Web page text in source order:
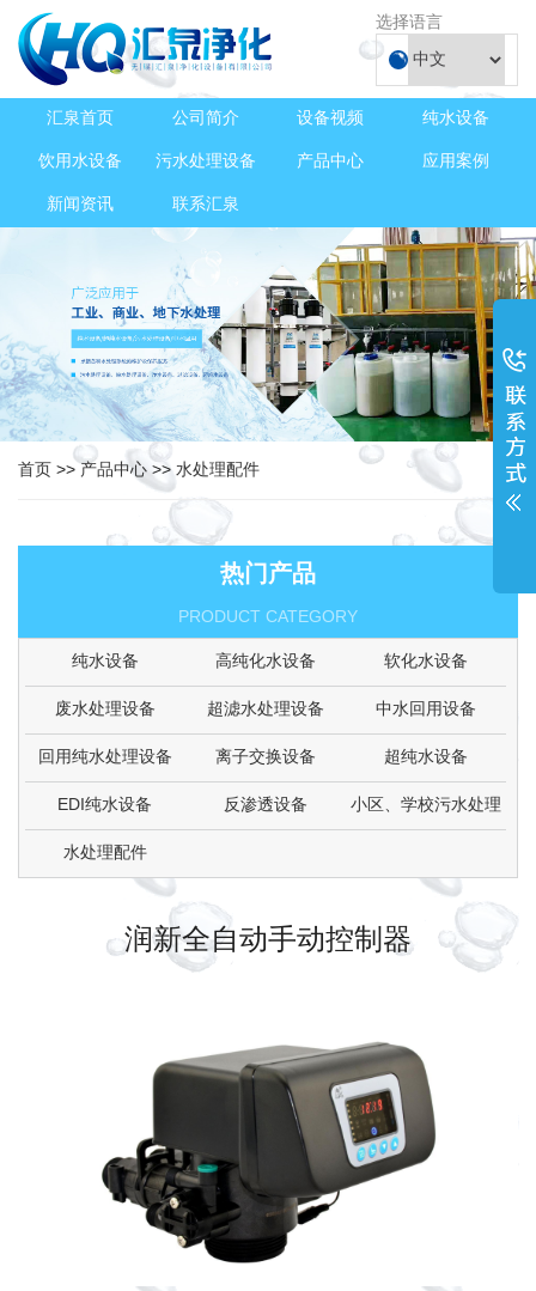
选择语言
汇泉首页 公司简介 设备视频 纯水设备
饮用水设备 污水处理设备 产品中心 应用案例
新闻资讯 联系汇泉
首页 >>产品中心 >> 水处理配件
热门产品
PRODUCT CATEGORY
纯水设备 高纯化水设备 软化水设备
废水处理设备 超滤水处理设备 中水回用设备
回用纯水处理设备 离子交换设备 超纯水设备
EDI纯水设备 反渗透设备 小区、学校污水处理
水处理配件
润新全自动手动控制器